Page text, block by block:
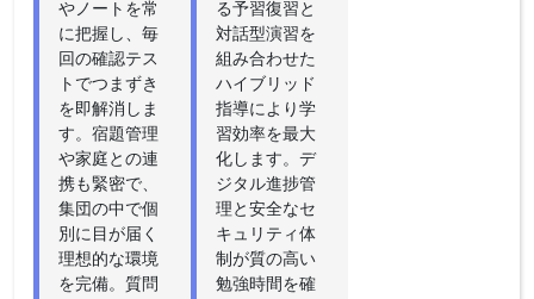
やノートを常
に把握し、毎
回の確認テス
トでつまずき
を即解消しま
す。宿題管理
や家庭との連
携も緊密で、
集団の中で個
別に目が届く
理想的な環境
を完備。質問
る予習復習と
対話型演習を
組み合わせた
ハイブリッド
指導により学
習効率を最大
化します。デ
ジタル進捗管
理と安全なセ
キュリティ体
制が質の高い
勉強時間を確